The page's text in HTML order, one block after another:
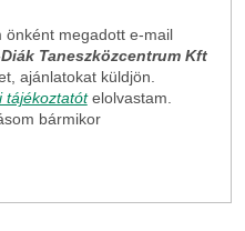
önként megadott e-mail
Taneszközcentrum Kft
ajánlatokat küldjön.
tájékoztatót elolvastam.
bármikor